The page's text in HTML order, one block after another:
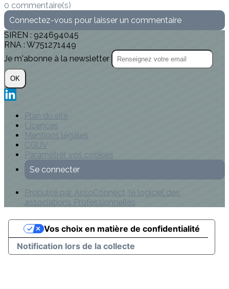
0 commentaire(s)
Connectez-vous pour laisser un commentaire
SIREN : 924694045
RNA : W751271449
Je m'abonne à la newsletter
OK
Plan du site
Licences
Mentions légales
CGUV
Paramétrer vos cookies
Se connecter
Propulsé par AssoConnect, le logiciel des
associations Professionnelles
Notification lors de la collecte
Vos choix en matière de confidentialité